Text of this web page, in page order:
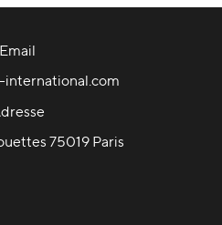
Email
international.com
75019 Paris